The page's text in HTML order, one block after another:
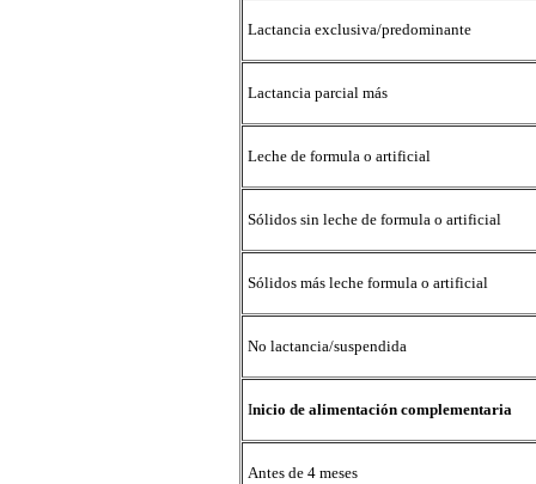
Lactancia exclusiva/predominante
Lactancia parcial más
Leche de formula o artificial
Sólidos sin leche de formula o artificial
Sólidos más leche formula o artificial
No lactancia/suspendida
Inicio de alimentación complementaria
Antes de 4 meses